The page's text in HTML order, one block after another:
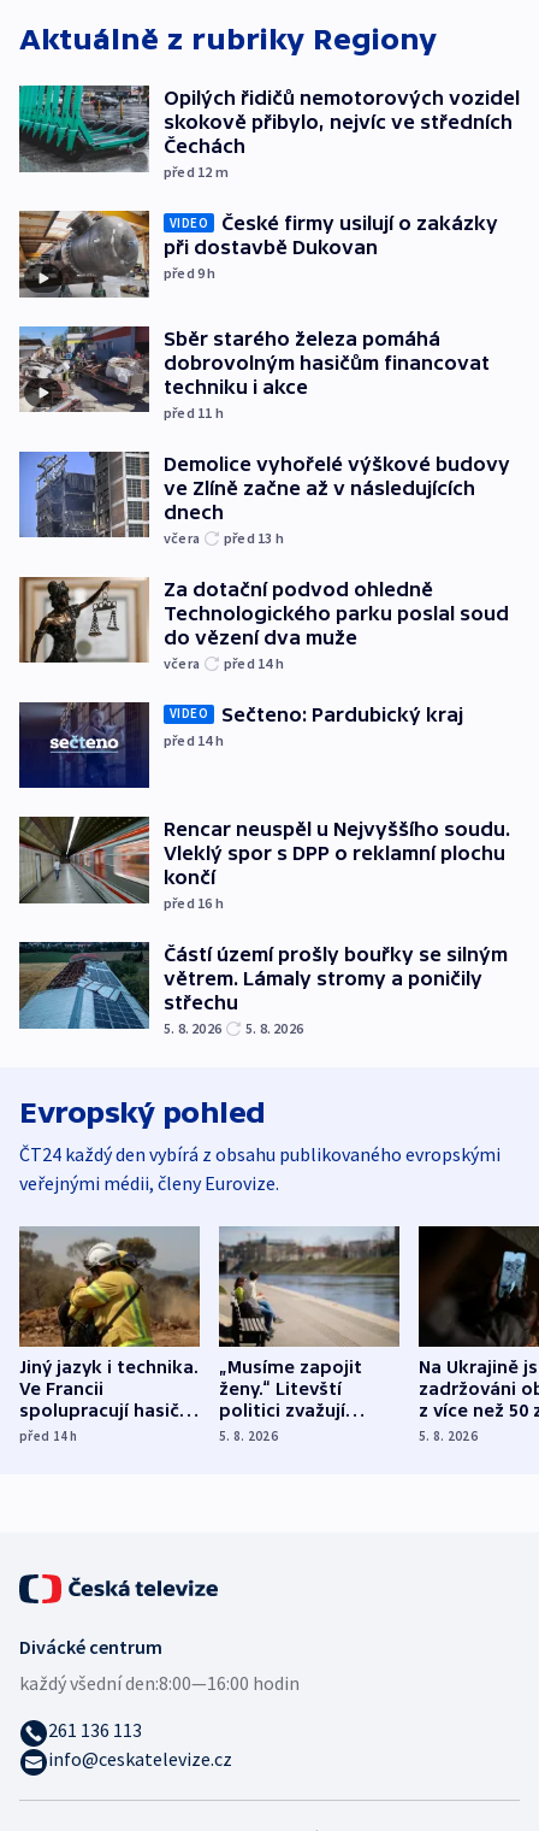
Aktuálně z rubriky Regiony
Opilých řidičů nemotorových vozidel
skokově přibylo, nejvíc ve středních
Čechách
před 12 m
VIDEO
České firmy usilují o zakázky
při dostavbě Dukovan
před 9h
Sběr starého železa pomáhá
dobrovolným hasičům financovat
techniku i akce
před 11 h
Demolice vyhořelé výškové budovy
ve Zlíně začne až v následujících
dnech
včera před 13 h
Za dotační podvod ohledně
Technologického parku poslal soud
do vězení dva muže
včera před 14h
VIDEO Sečteno: Pardubický kraj
před 14h
Rencar neuspěl u Nejvyššího soudu.
Vleklý spor s DPP o reklamní plochu
končí
před 16 h
Částí území prošly bouřky se silným
větrem. Lámaly stromy a poničily
střechu
5. 8. 2026 5. 8. 2026
Evropský pohled
ČT24 každý den vybírá z obsahu publikovaného evropskými
veřejnými médii, členy Eurovize.
Jiný jazyk i technika.
Ve Francii
spolupracují hasiči z
různých zemí
před 14h
„Musíme zapojit
ženy.“ Litevští
politici zvažují
dohodu o
5. 8. 2026
Na Ukrajině
zadržováni
z více než 50
Bojovali na
5. 8. 2026
Divácké centrum
každý všední den:8:00—16:00 hodin
261 136 113
info@ceskatelevize.cz